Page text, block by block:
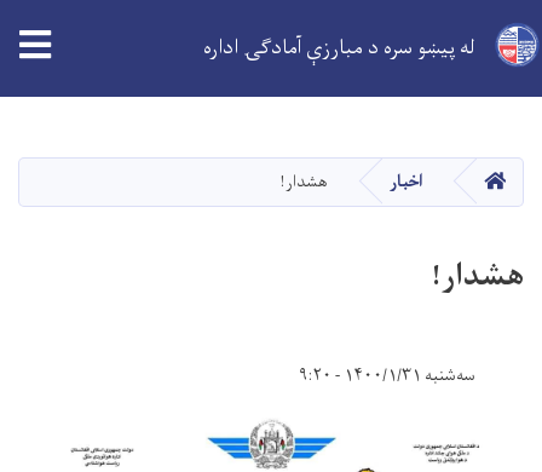
له پیښو سره د مبارزې آمادګۍ اداره
کور اخبار هشدار!
هشدار!
سه‌شنبه ۱۴۰۰/۱/۳۱ - ۹:۲۰